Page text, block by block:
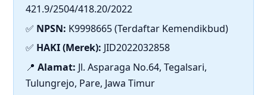
421.9/2504/418.20/2022
✅ NPSN: K9998665 (Terdaftar Kemendikbud)
✅ HAKI (Merek): JID2022032858
📍 Alamat: Jl. Asparaga No.64, Tegalsari,
Tulungrejo, Pare, Jawa Timur